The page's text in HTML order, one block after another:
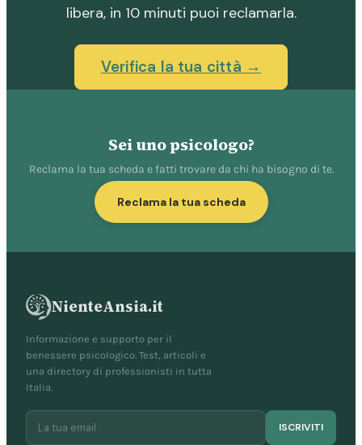
libera, in 10 minuti puoi reclamarla.
Verifica la tua città →
Sei uno psicologo?
Reclama la tua scheda e fatti trovare da chi ha bisogno di te.
Reclama la tua scheda
NienteAnsia.it
Informazione e supporto per il
benessere psicologico. Test, articoli e
una directory di professionisti in tutta
Italia.
ISCRIVITI